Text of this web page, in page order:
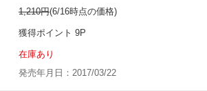
1,210円(6/16時点の価格)
獲得ポイント 9P
在庫あり
発売年月日：2017/03/22